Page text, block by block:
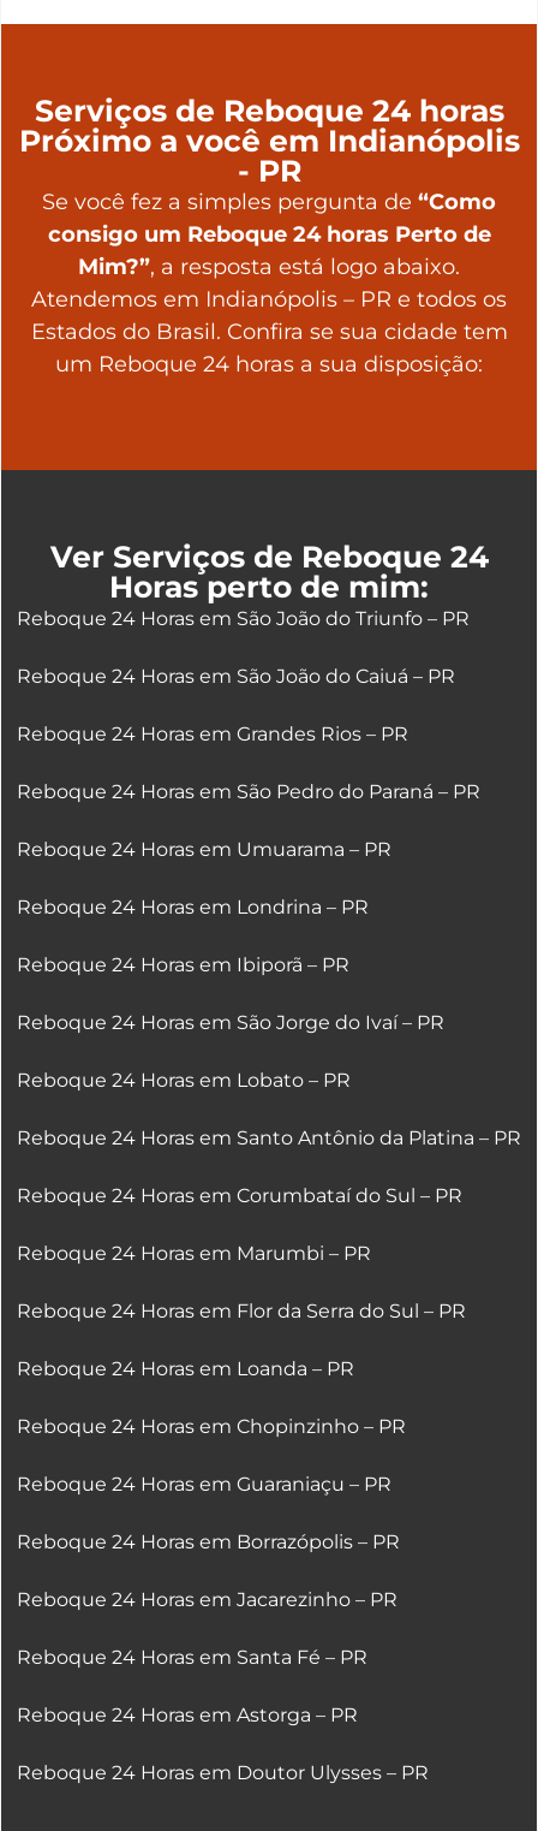
Serviços de Reboque 24 horas
Próximo a você em Indianópolis
- PR
Se você fez a simples pergunta de “Como
consigo um Reboque 24 horas Perto de
Mim?”, a resposta está logo abaixo.
Atendemos em Indianópolis – PR e todos os
Estados do Brasil. Confira se sua cidade tem
um Reboque 24 horas a sua disposição:
Ver Serviços de Reboque 24
Horas perto de mim:
Reboque 24 Horas em São João do Triunfo – PR
Reboque 24 Horas em São João do Caiuá – PR
Reboque 24 Horas em Grandes Rios – PR
Reboque 24 Horas em São Pedro do Paraná – PR
Reboque 24 Horas em Umuarama – PR
Reboque 24 Horas em Londrina – PR
Reboque 24 Horas em Ibiporã – PR
Reboque 24 Horas em São Jorge do Ivaí – PR
Reboque 24 Horas em Lobato – PR
Reboque 24 Horas em Santo Antônio da Platina – PR
Reboque 24 Horas em Corumbataí do Sul – PR
Reboque 24 Horas em Marumbi – PR
Reboque 24 Horas em Flor da Serra do Sul – PR
Reboque 24 Horas em Loanda – PR
Reboque 24 Horas em Chopinzinho – PR
Reboque 24 Horas em Guaraniaçu – PR
Reboque 24 Horas em Borrazópolis – PR
Reboque 24 Horas em Jacarezinho – PR
Reboque 24 Horas em Santa Fé – PR
Reboque 24 Horas em Astorga – PR
Reboque 24 Horas em Doutor Ulysses – PR